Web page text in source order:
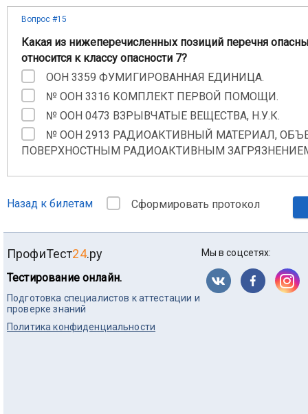
Вопрос #15
Какая из нижеперечисленных позиций перечня
относится к классу опасности 7?
ООН 3359 ФУМИГИРОВАННАЯ ЕДИНИЦА.
№ ООН 3316 КОМПЛЕКТ ПЕРВОЙ ПОМОЩИ.
№ ООН 0473 ВЗРЫВЧАТЫЕ ВЕЩЕСТВА, Н.У.К.
№ ООН 2913 РАДИОАКТИВНЫЙ МАТЕРИАЛ,
ПОВЕРХНОСТНЫМ РАДИОАКТИВНЫМ
Назад к билетам Сформировать протокол
ПрофиТест24.ру
Тестирование онлайн.
Подготовка специалистов к аттестации и
проверке знаний
Политика конфиденциальности
Мы в соцсетях: